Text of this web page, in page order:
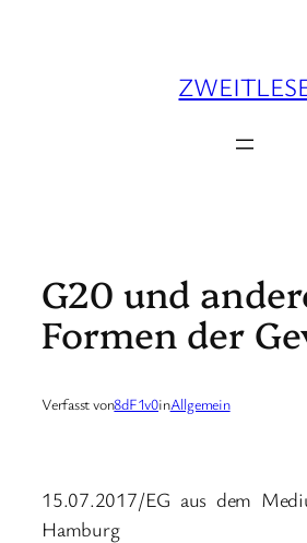
G20 und
Formen der
Verfasst von8dF1v0inAllgemein
15.07.2017/EG aus dem
Hamburg